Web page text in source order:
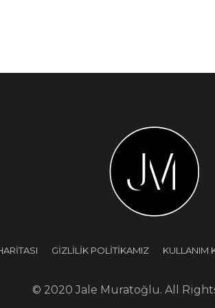
GİZLİLİK POLİTİKAMIZ KULLANIM
© 2020 Jale Muratoğlu. All